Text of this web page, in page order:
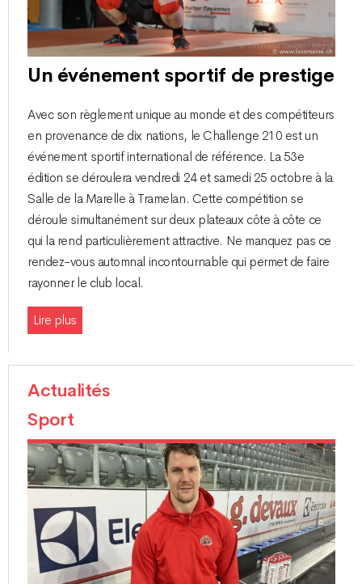
Un événement sportif de prestige
Avec son règlement unique au monde et des compétiteurs
en provenance de dix nations, le Challenge 210 est un
événement sportif international de référence. La 53e
édition se déroulera vendredi 24 et samedi 25 octobre à la
Salle de la Marelle à Tramelan. Cette compétition se
déroule simultanément sur deux plateaux côte à côte ce
qui la rend particulièrement attractive. Ne manquez pas ce
rendez-vous automnal incontournable qui permet de faire
rayonner le club local.
Lire plus
Actualités
Sport